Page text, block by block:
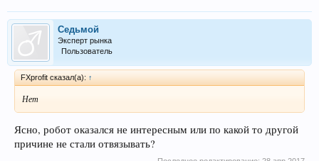
Седьмой
Эксперт рынка
Пользователь
FXprofit сказал(а): ↑
Нет
Ясно, робот оказался не интересным или по какой то другой
причине не стали отвязывать?